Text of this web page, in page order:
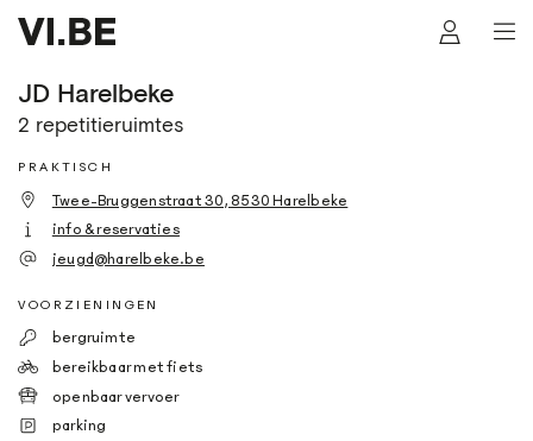
JD Harelbeke
2 repetitieruimtes
PRAKTISCH
Twee-Bruggenstraat 30, 8530 Harelbeke
info & reservaties
jeugd@harelbeke.be
VOORZIENINGEN
bergruimte
bereikbaar met fiets
openbaar vervoer
parking